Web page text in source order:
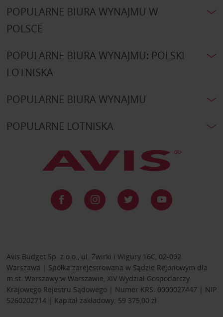
POPULARNE BIURA WYNAJMU W
POLSCE
POPULARNE BIURA WYNAJMU: POLSKI
LOTNISKA
POPULARNE BIURA WYNAJMU
POPULARNE LOTNISKA
Avis Budget Sp. z o.o., ul. Żwirki i Wigury 16C, 02-092
Warszawa | Spółka zarejestrowana w Sądzie Rejonowym dla
m.st. Warszawy w Warszawie, XIV Wydział Gospodarczy
Krajowego Rejestru Sądowego | Numer KRS: 0000027447 | NIP
5260202714 | Kapitał zakładowy: 59 375,00 zł